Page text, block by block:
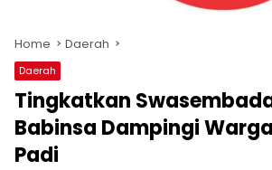
Home Daerah
Daerah
Tingkatkan
Babinsa Dampingi
Padi